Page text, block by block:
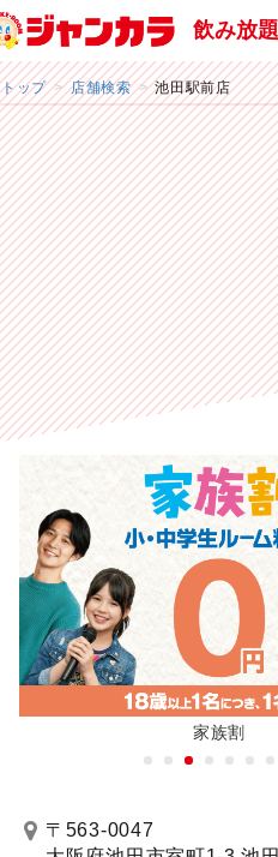
飲み放
トップ 店舗検索 池田駅前店
家族割
〒563-0047